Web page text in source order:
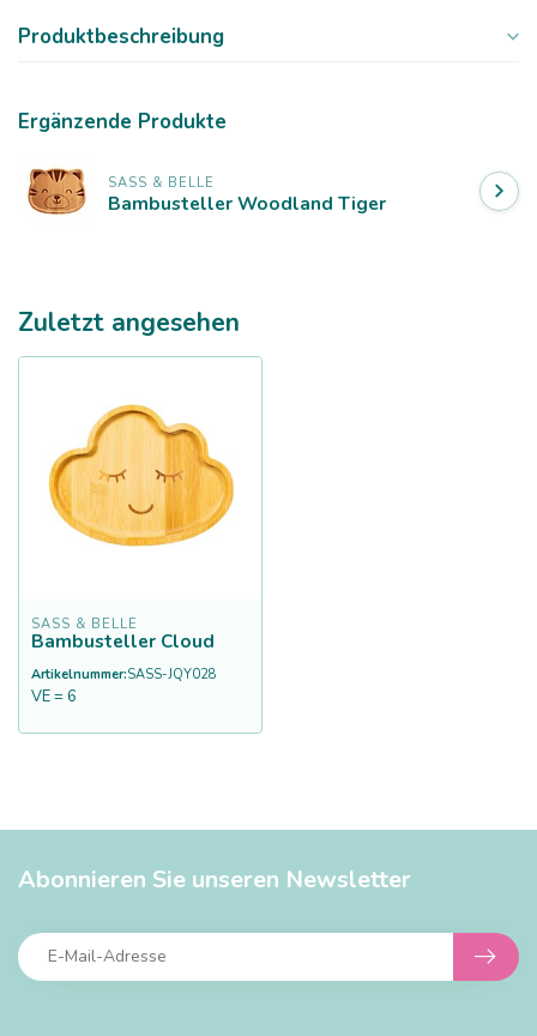
Produktbeschreibung
Ergänzende Produkte
SASS & BELLE
Bambusteller Woodland Tiger
Zuletzt angesehen
SASS & BELLE
Bambusteller Cloud
Artikelnummer:SASS-JQY028
VE = 6
Abonnieren Sie unseren Newsletter